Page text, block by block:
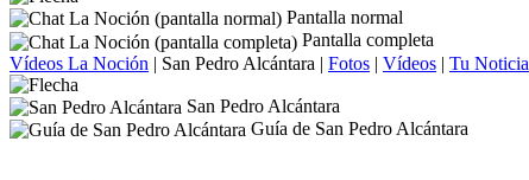
Pantalla normal
Pantalla completa
Vídeos La Noción | San Pedro Alcántara | Fotos | Vídeos | Tu Noticia
San Pedro Alcántara
Guía de San Pedro Alcántara